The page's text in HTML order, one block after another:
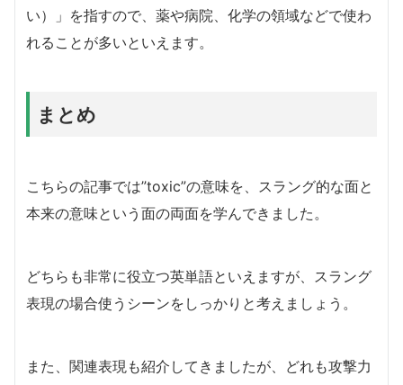
い）」を指すので、薬や病院、化学の領域などで使わ
れることが多いといえます。
まとめ
こちらの記事では”toxic”の意味を、スラング的な面と
本来の意味という面の両面を学んできました。
どちらも非常に役立つ英単語といえますが、スラング
表現の場合使うシーンをしっかりと考えましょう。
また、関連表現も紹介してきましたが、どれも攻撃力